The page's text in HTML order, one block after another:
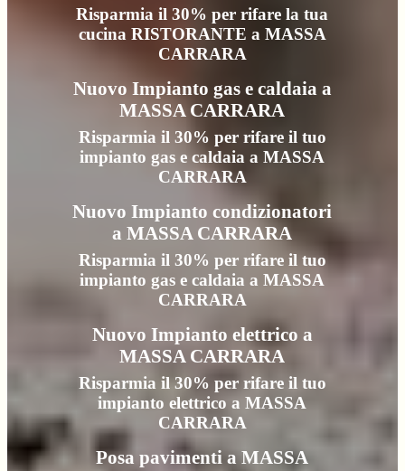
Risparmia il 30% per rifare la tua
cucina RISTORANTE a MASSA
CARRARA
Nuovo Impianto gas e caldaia a
MASSA CARRARA
Risparmia il 30% per rifare il tuo
impianto gas e caldaia a MASSA
CARRARA
Nuovo Impianto condizionatori
a MASSA CARRARA
Risparmia il 30% per rifare il tuo
impianto gas e caldaia a MASSA
CARRARA
Nuovo Impianto elettrico a
MASSA CARRARA
Risparmia il 30% per rifare il tuo
impianto elettrico a MASSA
CARRARA
Posa pavimenti a MASSA